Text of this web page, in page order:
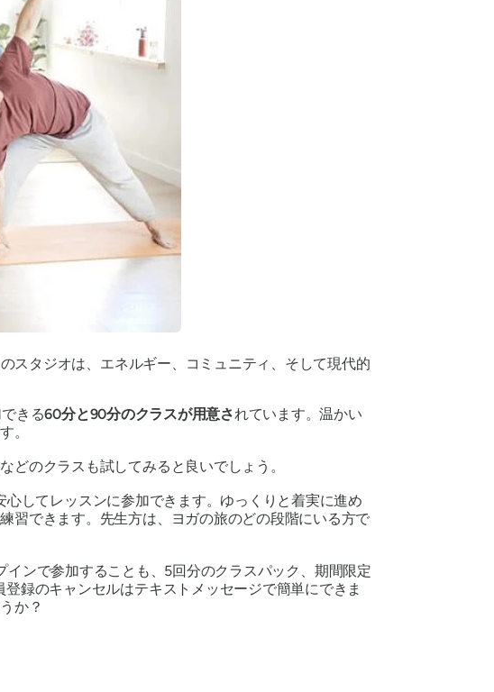
スタジオは、エネルギー、コミュニティ、そして現代的
きる60分と90分のクラスが用意されています。温かい
。
のクラスも試してみると良いでしょう。
してレッスンに参加できます。ゆっくりと着実に進め
習できます。先生方は、ヨガの旅のどの段階にいる方で
インで参加することも、5回分のクラスパック、期間限定
録のキャンセルはテキストメッセージで簡単にできま
か？